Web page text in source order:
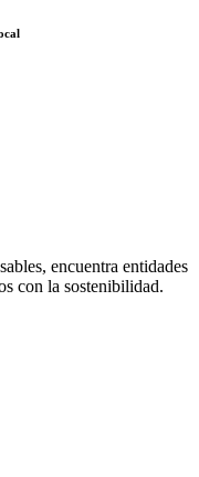
encuentra entidades
con la sostenibilidad.